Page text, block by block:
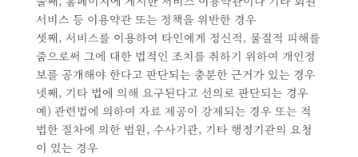
서비스 등 이용약관 또는 정책을 위반한 경우
셋째, 서비스를 이용하여 타인에게 정신적, 물질적 피해를
줌으로써 그에 대한 법적인 조치를 취하기 위하여 개인정
보를 공개해야 한다고 판단되는 충분한 근거가 있는 경우
넷째, 기타 법에 의해 요구된다고 선의로 판단되는 경우
예) 관련법에 의하여 자료 제공이 강제되는 경우 또는 적
법한 절차에 의한 법원, 수사기관, 기타 행정기관의 요청
이 있는 경우